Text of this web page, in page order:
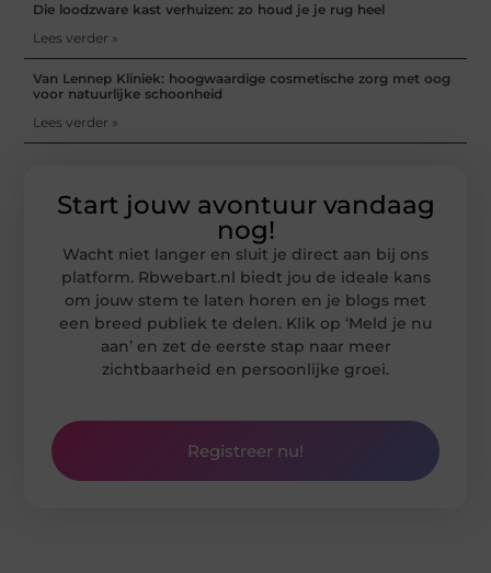
Die loodzware kast verhuizen: zo houd je je rug heel
Lees verder »
Van Lennep Kliniek: hoogwaardige cosmetische zorg met oog
voor natuurlijke schoonheid
Lees verder »
Start jouw avontuur vandaag
nog!
Wacht niet langer en sluit je direct aan bij ons
platform. Rbwebart.nl biedt jou de ideale kans
om jouw stem te laten horen en je blogs met
een breed publiek te delen. Klik op ‘Meld je nu
aan’ en zet de eerste stap naar meer
zichtbaarheid en persoonlijke groei.
Registreer nu!